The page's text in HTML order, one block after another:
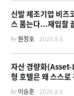
신발 제조기업 비즈
스 품는다...재입찰
by원정호 2026.8.6
자산 경량화
형 호텔은 왜 스스로
고 '이름'만 팔기 시
by 이승훈 2026.8.6